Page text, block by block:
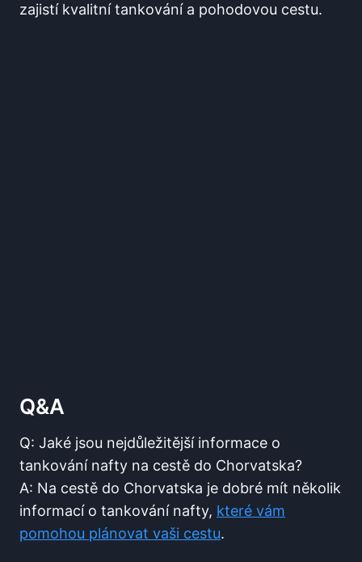
zajistí kvalitní tankování a pohodovou ⁢cestu.
Q&A
Q: ‌Jaké ⁢jsou nejdůležitější informace ⁢o⁤
tankování nafty na⁤ cestě do Chorvatska?
A:​ Na cestě do Chorvatska je⁤ dobré mít několik‌
informací o tankování ⁤nafty, které vám
pomohou ​plánovat vaši cestu.